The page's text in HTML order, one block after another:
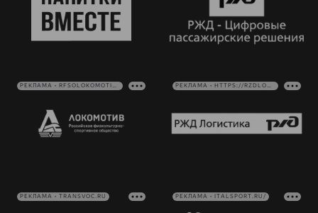
РЕКЛАМА • RFSOLOKOMOTIV.RU РЕКЛАМА • HTTPS://RZDLOG.RU/
РЕКЛАМА • TRANSVOC.RU РЕКЛАМА • ITALSPORT.RU/